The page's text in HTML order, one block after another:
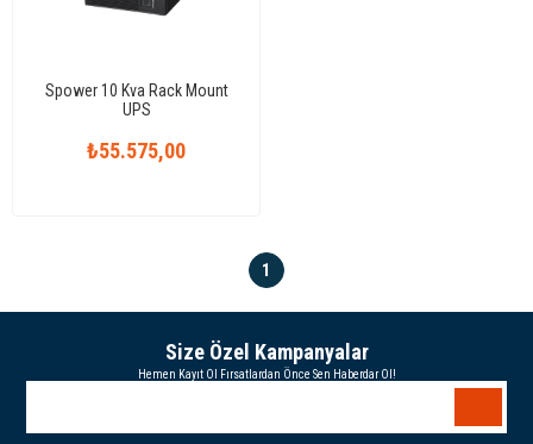
Spower 10 Kva Rack Mount
UPS
₺55.575,00
1
Size Özel Kampanyalar
Hemen Kayıt Ol Fırsatlardan Önce Sen Haberdar Ol!